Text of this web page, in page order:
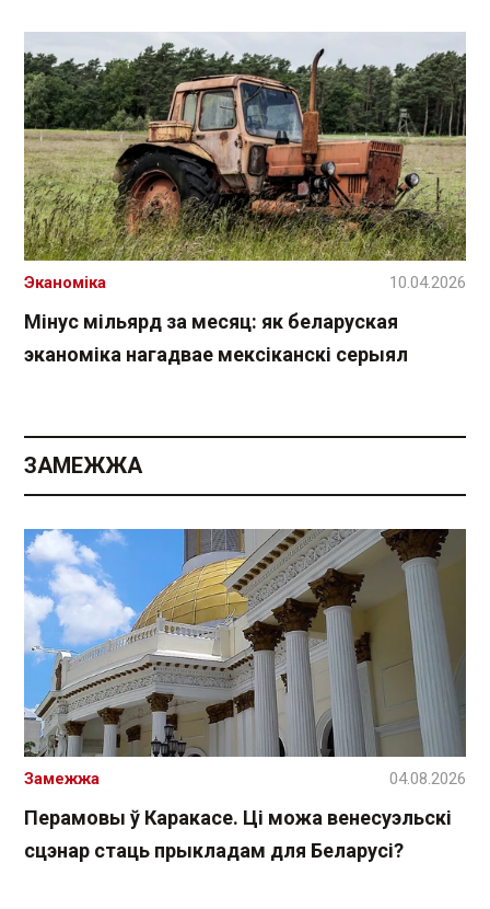
Мінус мільярд за месяц: як беларуская
эканоміка нагадвае мексіканскі серыял
Эканоміка 10.04.2026
ЗАМЕЖЖА
Перамовы ў Каракасе. Ці можа венесуэльскі
сцэнар стаць прыкладам для Беларусі?
Замежжа 04.08.2026